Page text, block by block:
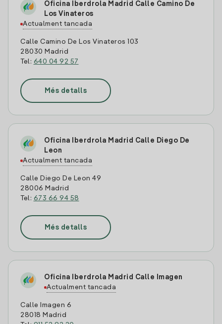
Oficina Iberdrola Madrid Calle Camino De
Los Vinateros
Actualment tancada
Calle Camino De Los Vinateros 103
28030 Madrid
Tel: 640 04 92 57
Més detalls
Oficina Iberdrola Madrid Calle Diego De
Leon
Actualment tancada
Calle Diego De Leon 49
28006 Madrid
Tel: 673 66 94 58
Més detalls
Oficina Iberdrola Madrid Calle Imagen
Actualment tancada
Calle Imagen 6
28018 Madrid